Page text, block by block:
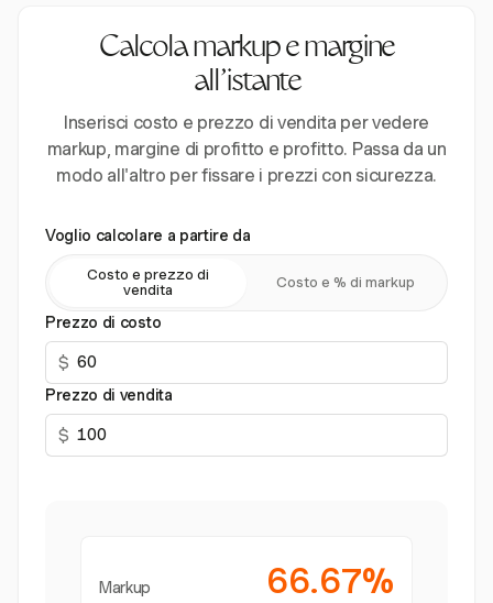
Calcola markup e margine
all'istante
Inserisci costo e prezzo di vendita per vedere
markup, margine di profitto e profitto. Passa da un
modo all'altro per fissare i prezzi con sicurezza.
Voglio calcolare a partire da
Costo e prezzo di
vendita
Costo e % di markup
Prezzo di costo
$
Prezzo di vendita
$
Markup 66.67%